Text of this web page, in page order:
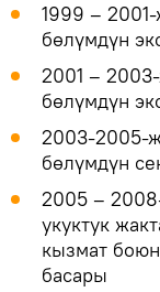
1999 –
бөлүмдүн
2001 –
бөлүмдүн
2003-2005-
бөлүмдүн
2005 –
укуктук
кызмат
басары